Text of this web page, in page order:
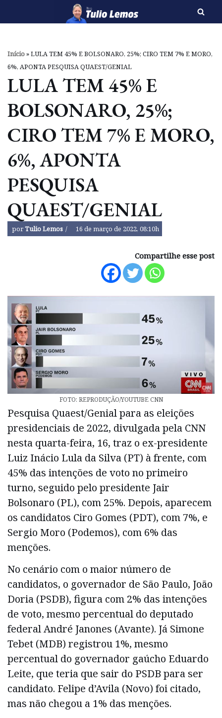
o
conteúdo
Início»LULA TEM 45% E BOLSONARO, 25%; CIRO TEM 7% E MORO,
6%, APONTA PESQUISA QUAEST/GENIAL
LULA TEM 45% E
BOLSONARO, 25%;
CIRO TEM 7% E MORO,
6%, APONTA
PESQUISA
QUAEST/GENIAL
porTulio Lemos 16 de março de 2022, 08:10h
Compartilhe esse post
FOTO: REPRODUÇÃO/YOUTUBE CNN
Pesquisa Quaest/Genial para as eleições
presidenciais de 2022, divulgada pela CNN
nesta quarta-feira, 16, traz o ex-presidente
Luiz Inácio Lula da Silva (PT) à frente, com
45% das intenções de voto no primeiro
turno, seguido pelo presidente Jair
Bolsonaro (PL), com 25%. Depois, aparecem
os candidatos Ciro Gomes (PDT), com 7%, e
Sergio Moro (Podemos), com 6% das
menções.
No cenário com o maior número de
candidatos, o governador de São Paulo, João
Doria (PSDB), figura com 2% das intenções
de voto, mesmo percentual do deputado
federal André Janones (Avante). Já Simone
Tebet (MDB) registrou 1%, mesmo
percentual do governador gaúcho Eduardo
Leite, que teria que sair do PSDB para ser
candidato. Felipe d’Avila (Novo) foi citado,
mas não chegou a 1% das menções.